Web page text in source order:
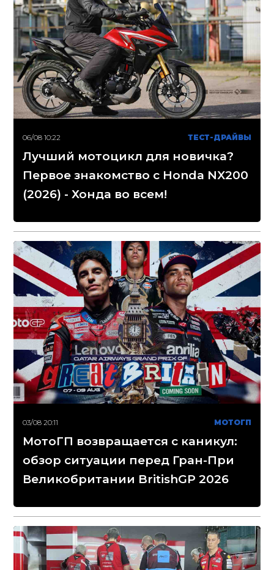
06/08 10:22 ТЕСТ-ДРАЙВЫ
Лучший мотоцикл для новичка?
Первое знакомство с Honda NX200
(2026) - Хонда во всем!
03/08 20:11 МОТОГП
МотоГП возвращается с каникул:
обзор ситуации перед Гран-При
Великобритании BritishGP 2026